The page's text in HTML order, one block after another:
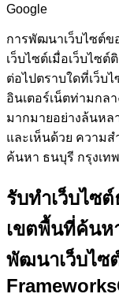
Google
การพัฒนาเว็บไซต์ข
เว็บไซต์เมื่อเว็บไซ
ต่อไปตราบใดที่เว็บ
อินเตอร์เน็ตท่ามกล
มากมายอย่างล้นหล
และเห็นด้วย ความ
ค้นหา ธนบุรี กรุงเท
รับทำเว็บไซ
เขตพื้นที่ค้นห
พัฒนาเว็บไซ
Frameworks